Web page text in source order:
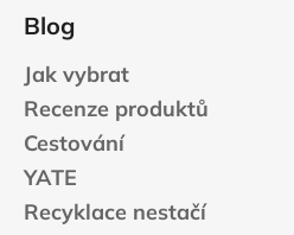
Blog
Jak vybrat
Recenze produktů
Cestování
YATE
Recyklace nestačí